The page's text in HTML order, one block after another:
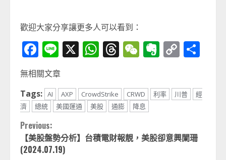
歡迎大家分享讓更多人可以看到：
Facebook
Line
X WhatsApp
Threads
WeChat
Evernote
Copy
無相關文章
Tags: AI AXP CrowdStrike CRWD 利率 川普
經
濟
總統 美國運通 美股 通膨 降息
Continue
Reading
Previous:
【美股盤勢分析】台積電財報靚，美股卻意興闌珊
(2024.07.19)